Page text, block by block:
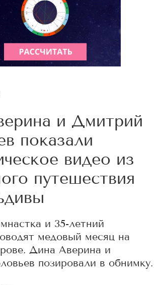
и Дмитрий
показали
видео из
путешествия
и 35-летний
медовый месяц на
Дина Аверина и
позировали в обнимку.